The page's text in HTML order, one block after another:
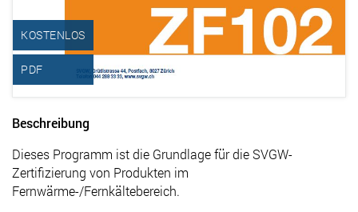
KOSTENLOS
PDF
Beschreibung
Dieses Programm ist die Grundlage für die SVGW-
Zertifizierung von Produkten im
Fernwärme-/Fernkältebereich.